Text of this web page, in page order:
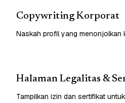
Copywriting Korporat
Naskah profil yang menonjolkan
Halaman Legalitas &
Tampilkan izin dan sertifikat